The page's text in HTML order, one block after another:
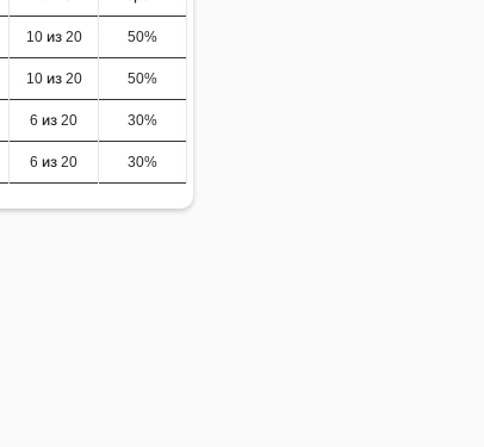
10 из 20 50%
10 из 20 50%
6 из 20 30%
6 из 20 30%